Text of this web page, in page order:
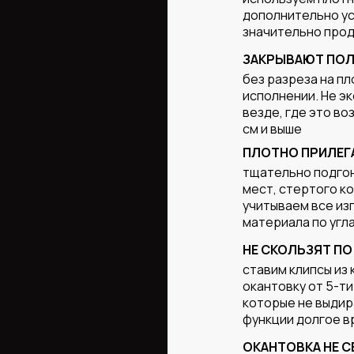
дополнительно
значительно
ЗАКРЫВАЮТ
без разреза на
исполнении. Не
везде, где это
см и выше
ПЛОТНО
тщательно
мест, стертого
учитываем все
материала по
НЕ СКОЛЬЗЯТ
ставим клипсы из
окантовку от 5-
которые не
функции долгое
ОКАНТОВКА НЕ